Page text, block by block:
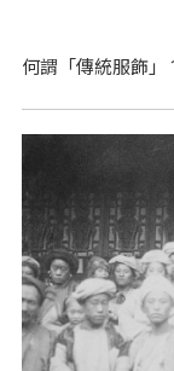
何謂「傳統服飾」